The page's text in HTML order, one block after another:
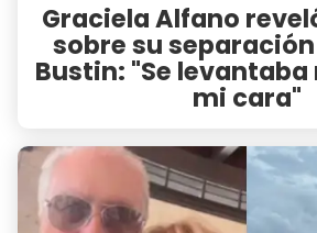
Graciela Alfano
sobre su
Bustin: "Se
mi cara"